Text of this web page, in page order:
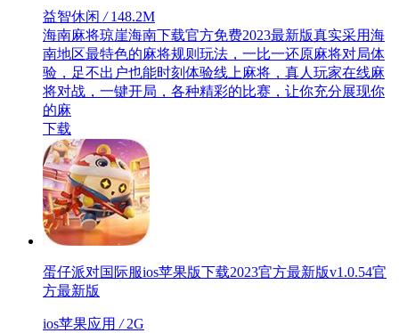
益智休闲 /148.2M
海南麻将琼崖海南下载官方免费2023最新版真实采用海
南地区最特色的麻将规则玩法，一比一还原麻将对局体
验，足不出户也能时刻体验线上麻将，真人玩家在线麻
将对战，一键开局，各种精彩的比赛，让你充分展现你
的麻
下载
蛋仔派对国际服ios苹果版下载2023官方最新版v1.0.54官
方最新版
ios苹果应用 /2G